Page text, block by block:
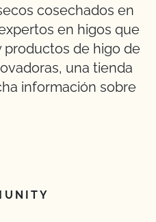
cosechados en
en higos que
productos de higo de
una tienda
información sobre